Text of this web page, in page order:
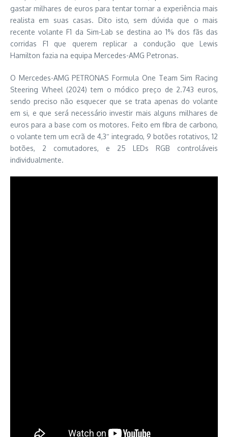
gastar milhares de euros para tentar tornar a experiência mais
realista em suas casas. Dito isto, sem dúvida que o mais
recente volante F1 da Sim-Lab se destina ao 1% dos fãs das
corridas F1 que querem replicar a condução que Lewis
Hamilton fazia na equipa Mercedes-AMG Petronas.
O Mercedes-AMG PETRONAS Formula One Team Sim Racing
Steering Wheel (2024) tem o módico preço de 2.743 euros,
sendo preciso não esquecer que se trata apenas do volante
em si, e que será necessário investir mais alguns milhares de
euros para a base com os motores. Feito em fibra de carbono,
o volante tem um ecrã de 4,3″ integrado, 9 botões rotativos, 12
botões, 2 comutadores, e 25 LEDs RGB controláveis
individualmente.